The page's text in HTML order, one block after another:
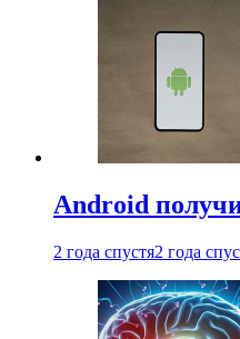
Android
2 года спустя2 года